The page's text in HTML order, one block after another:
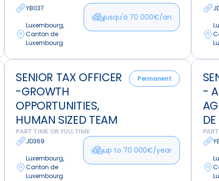
YB037
Luxembourg,
Canton de
Luxembourg
jusqu'à 70 000€/an
SENIOR TAX OFFICER
-GROWTH
OPPORTUNITIES,
HUMAN SIZED TEAM
Permanent
PART TIME OR FULL TIME
JD369
Luxembourg,
Canton de
Luxembourg
up to 70 000€/year
Senior
Tax
Officer
Growth
Opportunities,
Human
Team
-
Senior
Tax
Officer